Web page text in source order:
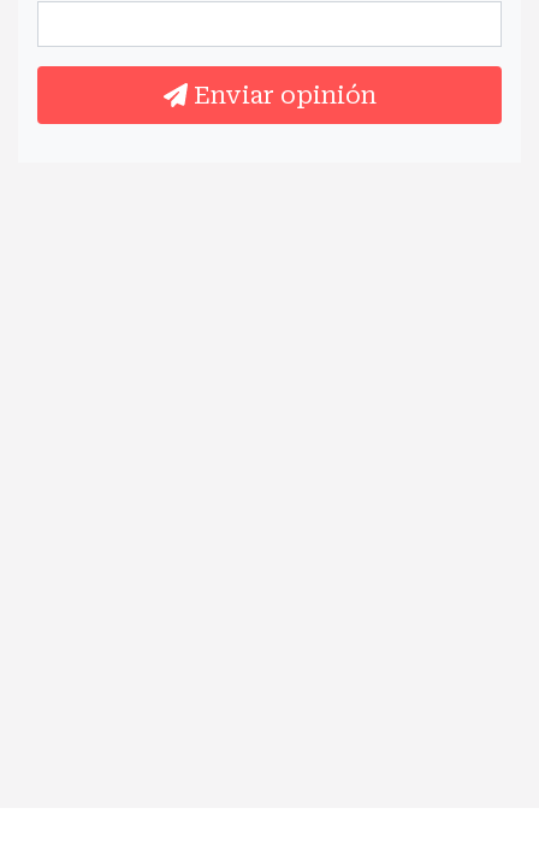
Enviar opinión